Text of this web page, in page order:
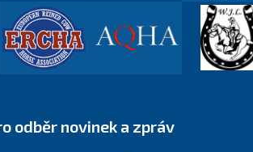
odběr novinek a zpráv